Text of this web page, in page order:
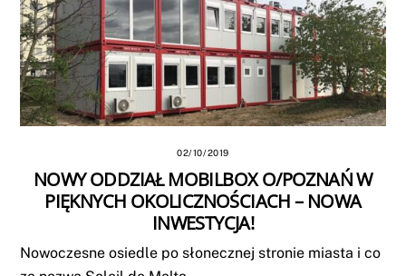
02/10/2019
NOWY ODDZIAŁ MOBILBOX O/POZNAŃ W
PIĘKNYCH OKOLICZNOŚCIACH – NOWA
INWESTYCJA!
Nowoczesne osiedle po słonecznej stronie miasta i co